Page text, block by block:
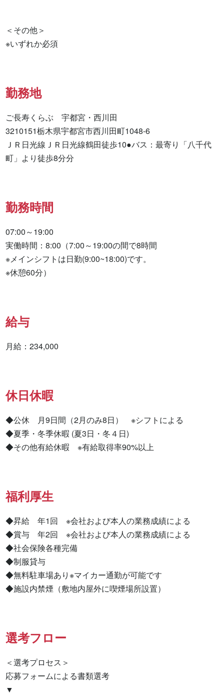
＜その他＞
※いずれか必須
勤務地
ご長寿くらぶ　宇都宮・西川田
3210151栃木県宇都宮市西川田町1048-6
ＪＲ日光線ＪＲ日光線鶴田徒歩10●バス：最寄り「八千代
町」より徒歩8分分
勤務時間
07:00～19:00
実働時間：8:00（7:00～19:00の間で8時間
※メインシフトは日勤(9:00~18:00)です。
※休憩60分）
給与
月給：234,000
休日休暇
◆公休　月9日間（2月のみ8日）　※シフトによる
◆夏季・冬季休暇 (夏3日・冬４日)
◆その他有給休暇　※有給取得率90%以上
福利厚生
◆昇給　年1回　※会社および本人の業務成績による
◆賞与　年2回　※会社および本人の業務成績による
◆社会保険各種完備
◆制服貸与
◆無料駐車場あり※マイカー通勤が可能です
◆施設内禁煙（敷地内屋外に喫煙場所設置）
選考フロー
＜選考プロセス＞
応募フォームによる書類選考
▼